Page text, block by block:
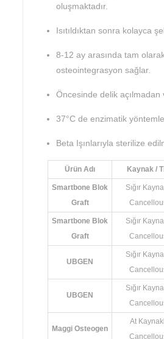
oluşmaktadır.
Isıtıldıktan sonra kolayca
8-12 ay arasında tam
osteointegrasyon sağlar.
Öncesinde delik açılmadan
37°C de enzimatik
Beta Işınlarıyla sterilize
Ürün Adı Kaynak /
Smartbone Blok
Graft
Sığır
Smartbone Blok
Graft
Sığır
UBGEN
Sığır
UBGEN
Sığır
Maggi Osteogen
At